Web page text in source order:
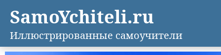
SamoYchiteli.ru
Иллюстрированные самоучители